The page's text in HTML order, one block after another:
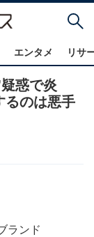
エンタメ リサ
惑で炎
るのは悪手
ランド